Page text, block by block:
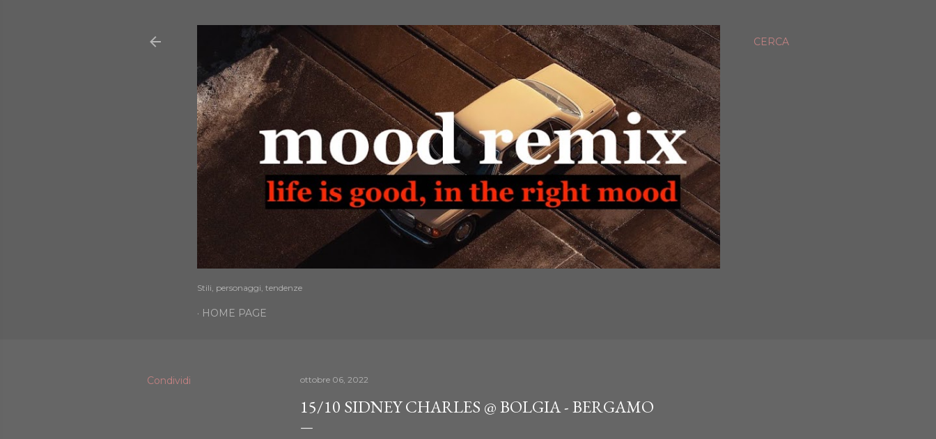
CERCA
Stili, personaggi, tendenze
HOME PAGE
Condividi ottobre 06, 2022
15/10 SIDNEY CHARLES @ BOLGIA - BERGAMO